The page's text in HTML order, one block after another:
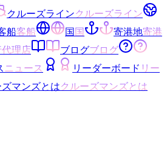
クルーズラインクルーズライン
船客船 国国 寄港地寄港
理店 ブログブログ
ニュース リーダーボード リー
ズマンズとはクルーズマンズとは